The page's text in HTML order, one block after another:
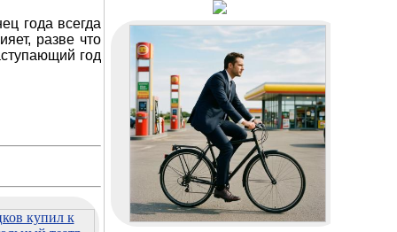
года всегда
разве что
год